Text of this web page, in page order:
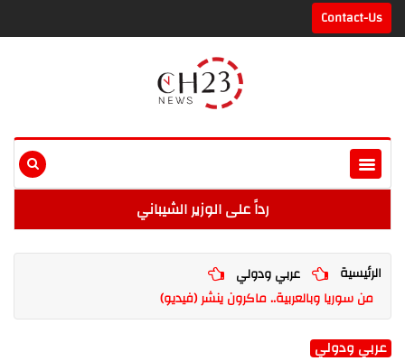
Contact-Us
رداً على الوزير الشيباني
الرئيسية
عربي ودولي
من سوريا وبالعربية.. ماكرون ينشر (فيديو)
عربي ودولي